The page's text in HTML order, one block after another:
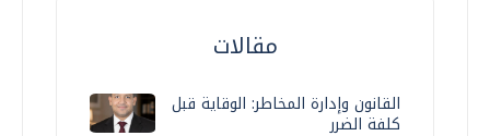
مقالات
القانون وإدارة المخاطر: الوقاية قبل
كلفة الضرر